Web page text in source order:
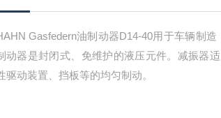
Gasfedern油制动器D14-40用于车辆制
动器是封闭式、免维护的液压元件。减振器
驱动装置、挡板等的均匀制动。